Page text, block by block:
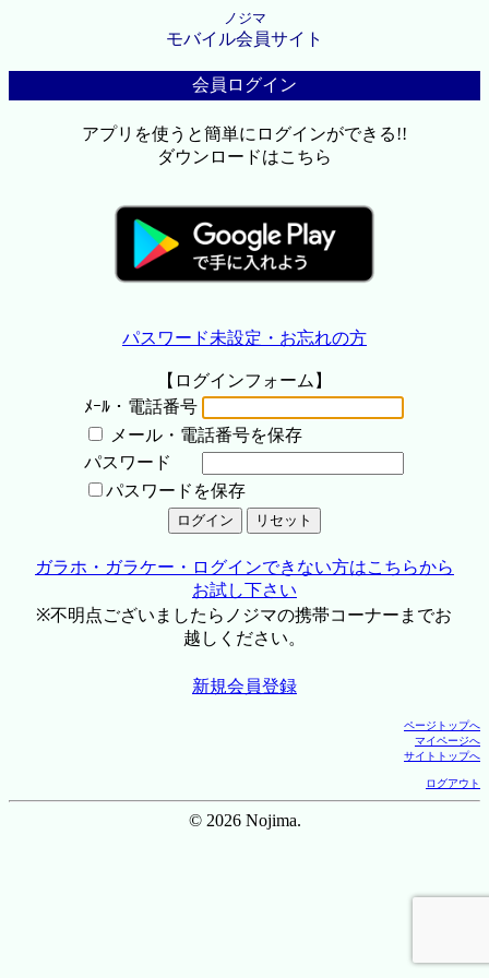
ノジマ
モバイル会員サイト
会員ログイン
アプリを使うと簡単にログインができる!!
ダウンロードはこちら
パスワード未設定・お忘れの方
【ログインフォーム】
ﾒｰﾙ・電話番号
メール・電話番号を保存
パスワード
パスワードを保存
ガラホ・ガラケー・ログインできない方はこちらから
お試し下さい
※不明点ございましたらノジマの携帯コーナーまでお
越しください。
新規会員登録
ページトップへ
マイページへ
サイトトップへ
ログアウト
© 2026 Nojima.